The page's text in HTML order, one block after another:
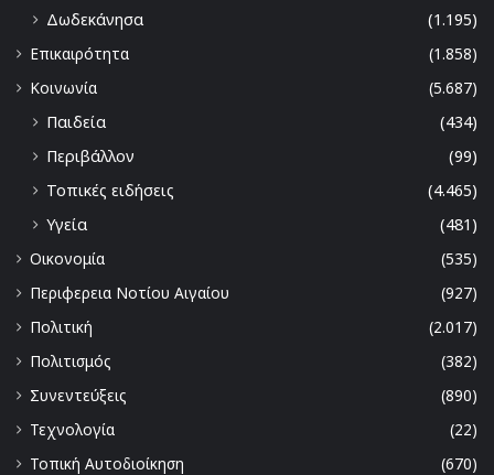
Δωδεκάνησα
(1.195)
Επικαιρότητα
(1.858)
Κοινωνία
(5.687)
Παιδεία
(434)
Περιβάλλον
(99)
Τοπικές ειδήσεις
(4.465)
Υγεία
(481)
Οικονομία
(535)
Περιφερεια Νοτίου Αιγαίου
(927)
Πολιτική
(2.017)
Πολιτισμός
(382)
Συνεντεύξεις
(890)
Τεχνολογία
(22)
Τοπική Αυτοδιοίκηση
(670)